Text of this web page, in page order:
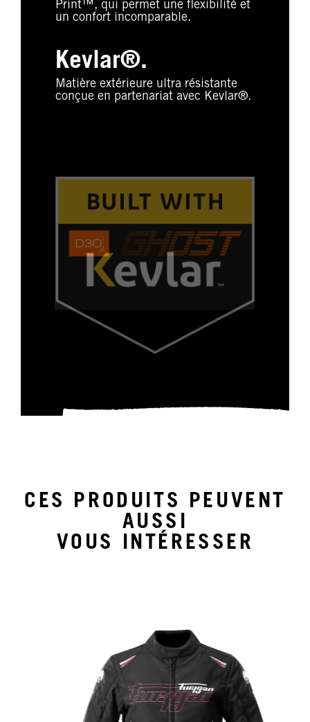
Print™, qui permet une flexibilité et
un confort incomparable.
Kevlar®.
Matière extérieure ultra résistante
conçue en partenariat avec Kevlar®.
CES PRODUITS PEUVENT
AUSSI
VOUS INTÉRESSER